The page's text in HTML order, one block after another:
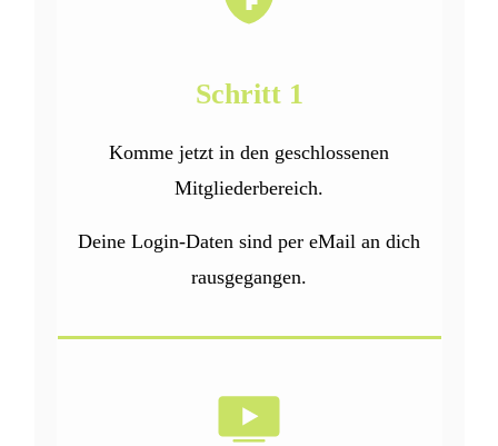
Schritt 1
Komme jetzt in den geschlossenen
Mitgliederbereich.
Deine Login-Daten sind per eMail an dich
rausgegangen.